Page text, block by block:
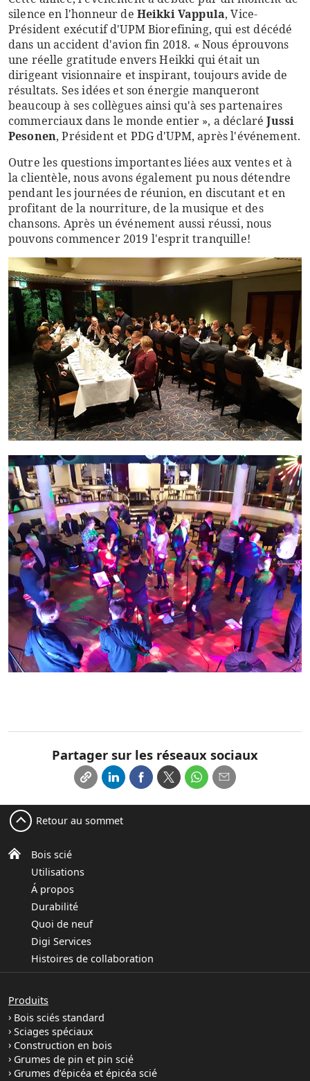
silence en l'honneur de Heikki Vappula, Vice-
Président exécutif d'UPM Biorefining, qui est décédé
dans un accident d'avion fin 2018. « Nous éprouvons
une réelle gratitude envers Heikki qui était un
dirigeant visionnaire et inspirant, toujours avide de
résultats. Ses idées et son énergie manqueront
beaucoup à ses collègues ainsi qu'à ses partenaires
commerciaux dans le monde entier », a déclaréJussi
Pesonen, Président et PDG d'UPM, après l'événement.
Outre les questions importantes liées aux ventes et à
la clientèle, nous avons également pu nous détendre
pendant les journées de réunion, en discutant et en
profitant de la nourriture, de la musique et des
chansons. Après un événement aussi réussi, nous
pouvons commencer 2019 l'esprit tranquille!
Partager sur les réseaux sociaux
Bois scié
Utilisations
Á propos
Durabilité
Quoi de neuf
Digi Services
Histoires de collaboration
Retour au sommet
Produits
Bois sciés standard
Sciages spéciaux
Construction en bois
Grumes de pin et pin scié
Grumes d’épicéa et épicéa scié